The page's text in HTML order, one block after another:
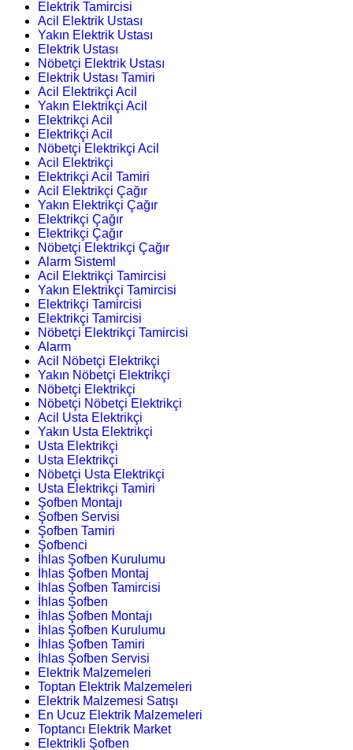
Elektrik Tamircisi
Acil Elektrik Ustası
Yakın Elektrik Ustası
Elektrik Ustası
Nöbetçi Elektrik Ustası
Elektrik Ustası Tamiri
Acil Elektrikçi Acil
Yakın Elektrikçi Acil
Elektrikçi Acil
Elektrikçi Acil
Nöbetçi Elektrikçi Acil
Acil Elektrikçi
Elektrikçi Acil Tamiri
Acil Elektrikçi Çağır
Yakın Elektrikçi Çağır
Elektrikçi Çağır
Elektrikçi Çağır
Nöbetçi Elektrikçi Çağır
Alarm Sisteml
Acil Elektrikçi Tamircisi
Yakın Elektrikçi Tamircisi
Elektrikçi Tamircisi
Elektrikçi Tamircisi
Nöbetçi Elektrikçi Tamircisi
Alarm
Acil Nöbetçi Elektrikçi
Yakın Nöbetçi Elektrikçi
Nöbetçi Elektrikçi
Nöbetçi Nöbetçi Elektrikçi
Acil Usta Elektrikçi
Yakın Usta Elektrikçi
Usta Elektrikçi
Usta Elektrikçi
Nöbetçi Usta Elektrikçi
Usta Elektrikçi Tamiri
Şofben Montajı
Şofben Servisi
Şofben Tamiri
Şofbenci
İhlas Şofben Kurulumu
İhlas Şofben Montaj
İhlas Şofben Tamircisi
İhlas Şofben
İhlas Şofben Montajı
İhlas Şofben Kurulumu
İhlas Şofben Tamiri
İhlas Şofben Servisi
Elektrik Malzemeleri
Toptan Elektrik Malzemeleri
Elektrik Malzemesi Satışı
En Ucuz Elektrik Malzemeleri
Toptancı Elektrik Market
Elektrikli Şofben